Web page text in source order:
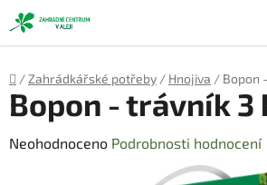
Přejít
na
obsah
Domů
/ Zahrádkářské potřeby / Hnojiva / Bopon
Bopon - trávník 3
Průměrné
Neohodnoceno Podrobnosti hodnocení